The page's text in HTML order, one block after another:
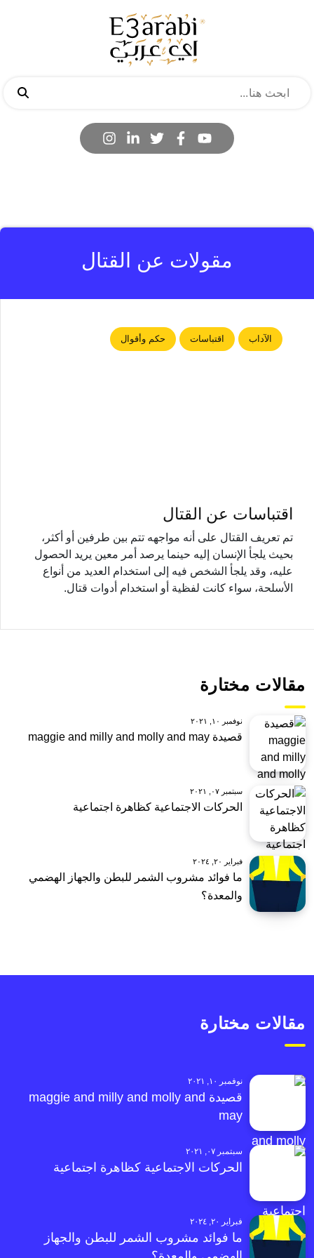
مقولات عن القتال
الآداب اقتباسات حكم وأقوال
اقتباسات عن القتال
تم تعريف القتال على أنه مواجهه تتم بين طرفين أو أكثر،
بحيث يلجأ الإنسان إليه حينما يرصد أمر معين يريد الحصول
عليه، وقد يلجأ الشخص فيه إلى استخدام العديد من أنواع
الأسلحة، سواء كانت لفظية أو استخدام أدوات قتال.
مقالات مختارة
نوفمبر ١٠, ٢٠٢١
قصيدة maggie and milly and molly and may
سبتمبر ٠٧, ٢٠٢١
الحركات الاجتماعية كظاهرة اجتماعية
فبراير ٢٠, ٢٠٢٤
ما فوائد مشروب الشمر للبطن والجهاز الهضمي
والمعدة؟
مقالات مختارة
نوفمبر ١٠, ٢٠٢١
قصيدة maggie and milly and molly and
may
سبتمبر ٠٧, ٢٠٢١
الحركات الاجتماعية كظاهرة اجتماعية
فبراير ٢٠, ٢٠٢٤
ما فوائد مشروب الشمر للبطن والجهاز